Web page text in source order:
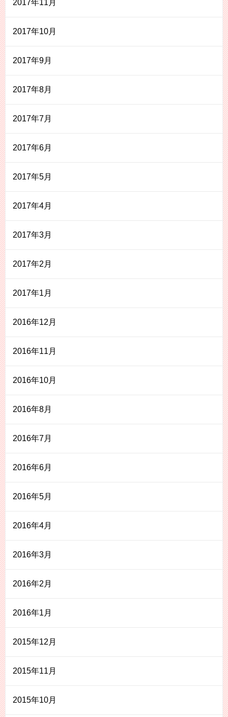
2017年11月
2017年10月
2017年9月
2017年8月
2017年7月
2017年6月
2017年5月
2017年4月
2017年3月
2017年2月
2017年1月
2016年12月
2016年11月
2016年10月
2016年8月
2016年7月
2016年6月
2016年5月
2016年4月
2016年3月
2016年2月
2016年1月
2015年12月
2015年11月
2015年10月